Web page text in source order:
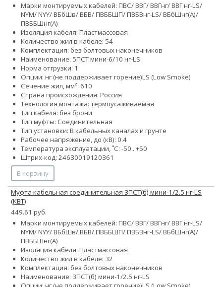
Марки монтируемых кабелей: ПВС/ ВВГ/ ВВГнг/ ВВГ нг-LS/
NYM/ NYY/ ВБбШв/ ВБВ/ ПВББШП/ ПВБВнг-LS/ ВБбШнг(А)/
ПВББШнг(А)
Изоляция кабеля: Пластмассовая
Количество жил в кабеле: 54
Комплектация: без болтовых наконечников
Наименование: 5ПСТ мини-6/10 нг-LS
Норма отгрузки: 1
Опции: нг (не поддерживает горение)LS (Low Smoke)
Сечение жил, мм²: 610
Страна происхождения: Россия
Технология монтажа: термоусаживаемая
Тип кабеля: без брони
Тип муфты: Соединительная
Тип установки: В кабельных каналах и грунте
Рабочее напряжение, до (кВ): 0.4
Температура эксплуатации, ˚С: -50...+50
Штрих-код: 24630019120361
В корзину
Муфта кабельная соединительная 3ПСТ(б) мини-1/2.5 нг-LS
(КВТ)
449.61 руб.
Марки монтируемых кабелей: ПВС/ ВВГ/ ВВГнг/ ВВГ нг-LS/
NYM/ NYY/ ВБбШв/ ВБВ/ ПВББШП/ ПВБВнг-LS/ ВБбШнг(А)/
ПВББШнг(А)
Изоляция кабеля: Пластмассовая
Количество жил в кабеле: 32
Комплектация: без болтовых наконечников
Наименование: 3ПСТ(б) мини-1/2.5 нг-LS